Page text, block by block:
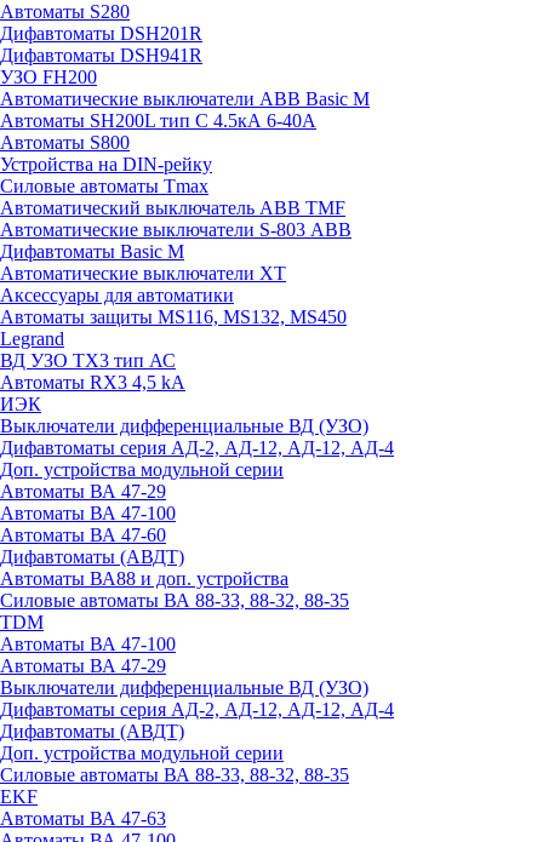
Автоматы S280
Дифавтоматы DSH201R
Дифавтоматы DSH941R
УЗО FH200
Автоматические выключатели ABB Basic M
Автоматы SH200L тип С 4.5кА 6-40А
Автоматы S800
Устройства на DIN-рейку
Силовые автоматы Tmax
Автоматический выключатель ABB TMF
Автоматические выключатели S-803 АВВ
Дифавтоматы Basic M
Автоматические выключатели XT
Аксессуары для автоматики
Автоматы защиты MS116, MS132, MS450
Legrand
ВД УЗО TX3 тип АС
Автоматы RX3 4,5 kA
ИЭК
Выключатели дифференциальные ВД (УЗО)
Дифавтоматы серия АД-2, АД-12, АД-12, АД-4
Доп. устройства модульной серии
Автоматы ВА 47-29
Автоматы ВА 47-100
Автоматы ВА 47-60
Дифавтоматы (АВДТ)
Автоматы ВА88 и доп. устройства
Силовые автоматы ВА 88-33, 88-32, 88-35
TDM
Автоматы ВА 47-100
Автоматы ВА 47-29
Выключатели дифференциальные ВД (УЗО)
Дифавтоматы серия АД-2, АД-12, АД-12, АД-4
Дифавтоматы (АВДТ)
Доп. устройства модульной серии
Силовые автоматы ВА 88-33, 88-32, 88-35
EKF
Автоматы ВА 47-63